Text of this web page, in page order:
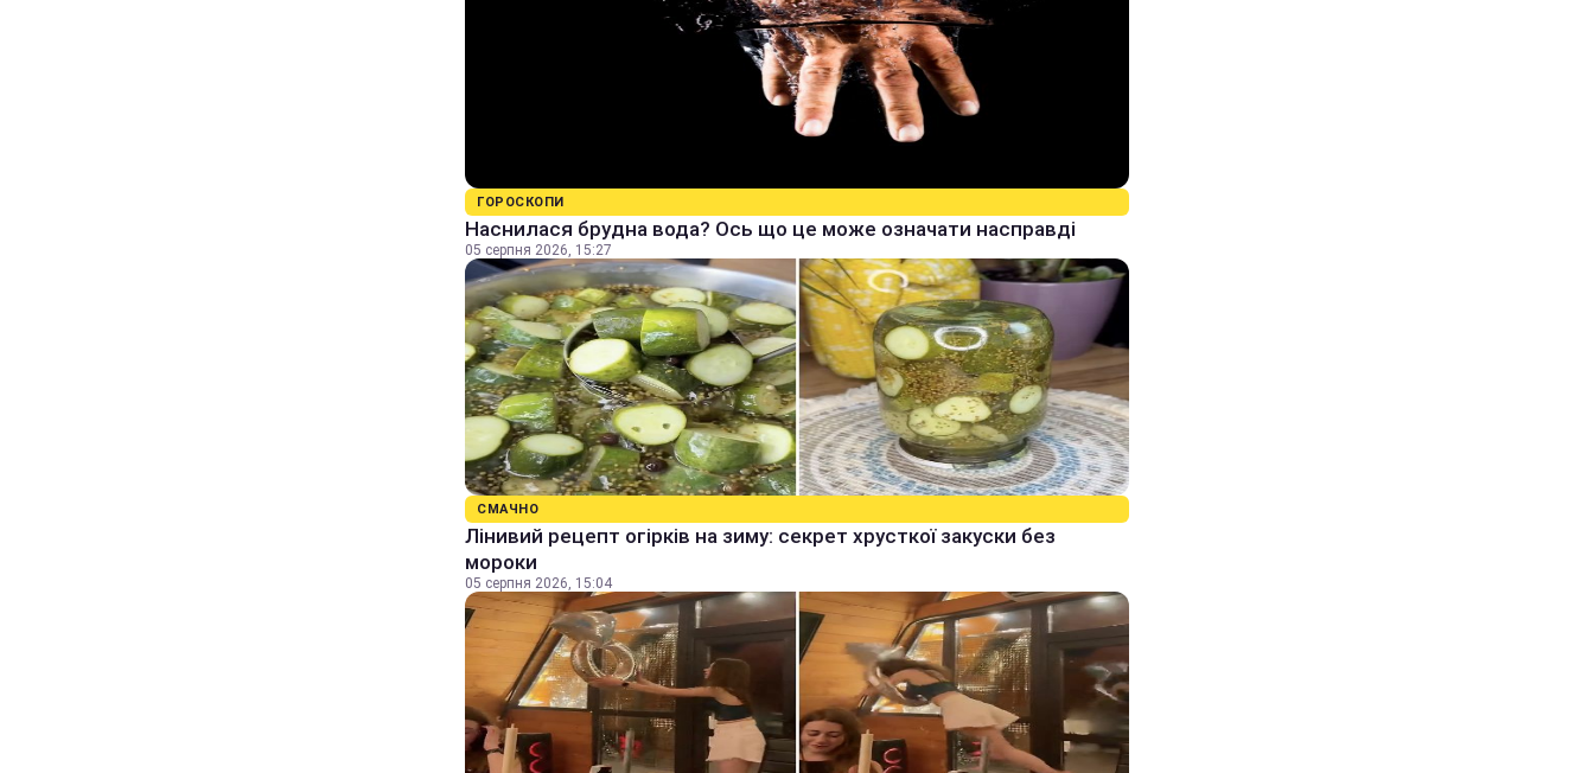
ГОРОСКОПИ
Наснилася брудна вода? Ось що це може означати насправді
05 серпня 2026, 15:27
СМАЧНО
Лінивий рецепт огірків на зиму: секрет хрусткої закуски без
мороки
05 серпня 2026, 15:04